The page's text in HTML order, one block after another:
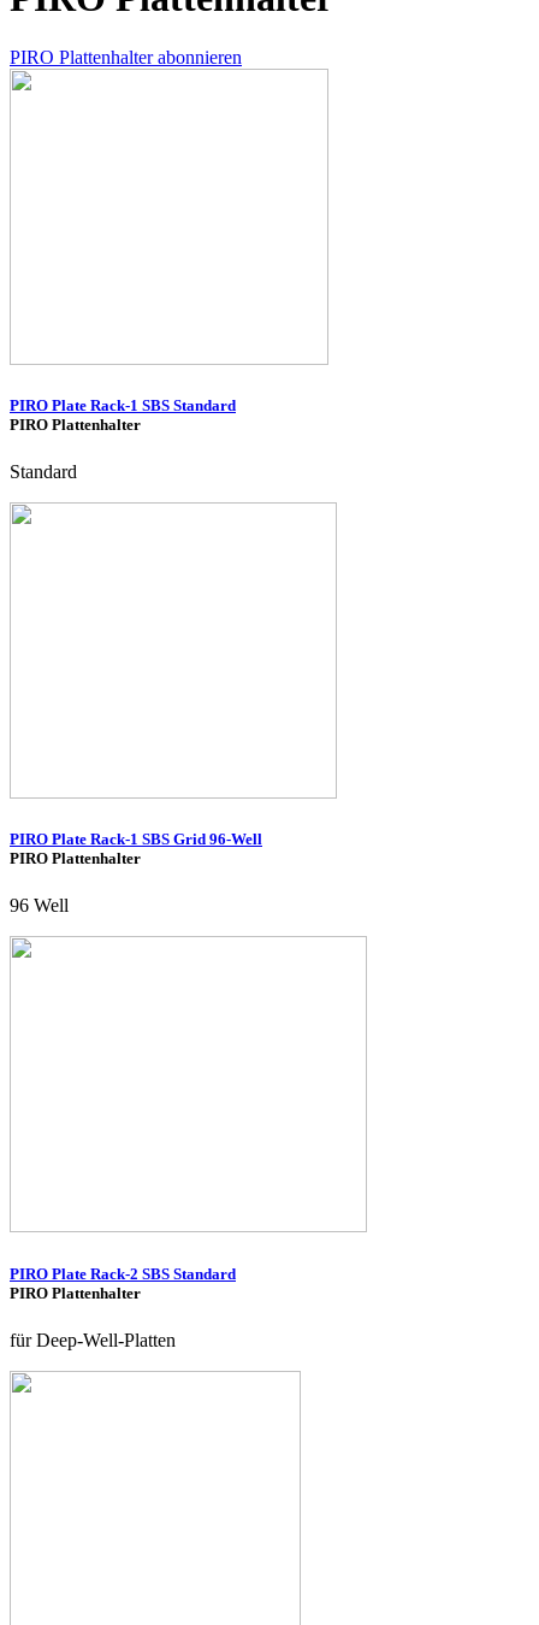
PIRO Plattenhalter abonnieren
PIRO Plate Rack-1 SBS Standard
PIRO Plattenhalter
Standard
PIRO Plate Rack-1 SBS Grid 96-Well
PIRO Plattenhalter
96 Well
PIRO Plate Rack-2 SBS Standard
PIRO Plattenhalter
für Deep-Well-Platten